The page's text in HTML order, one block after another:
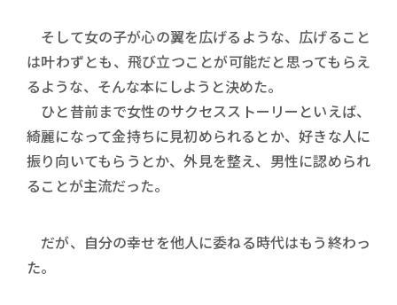
そして女の子が心の翼を広げるような、広げること
は叶わずとも、飛び立つことが可能だと思ってもらえ
るような、そんな本にしようと決めた。
ひと昔前まで女性のサクセスストーリーといえば、
綺麗になって金持ちに見初められるとか、好きな人に
振り向いてもらうとか、外見を整え、男性に認められ
ることが主流だった。
だが、自分の幸せを他人に委ねる時代はもう終わっ
た。